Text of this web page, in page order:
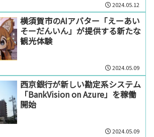
2024.05.12
横須賀市のAIアバター「えーあい
そーだんいん」が提供する新たな
観光体験
2024.05.09
西京銀行が新しい勘定系システム
「BankVision on Azure」を稼働
開始
2024.05.09